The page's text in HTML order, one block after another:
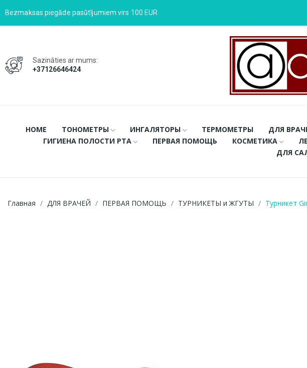
Bezmaksas piegāde pasūtījumiem virs 100 EUR
Sazināties ar mums:
+37126646424
HOME ТОНОМЕТРЫ ИНГАЛЯТОРЫ ТЕРМОМЕТРЫ ДЛЯ
ГИГИЕНА ПОЛОСТИ РТА
ПЕРВАЯ ПОМОЩЬ КОСМЕТИКА
ДЛЯ
Главная ДЛЯ ВРАЧЕЙ ПЕРВАЯ ПОМОЩЬ ТУРНИКЕТЫ и ЖГУТЫ Турникет